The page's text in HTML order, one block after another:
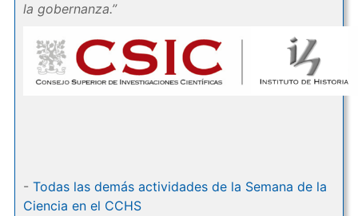
la gobernanza.”
- Todas las demás actividades de la Semana de la
Ciencia en el CCHS